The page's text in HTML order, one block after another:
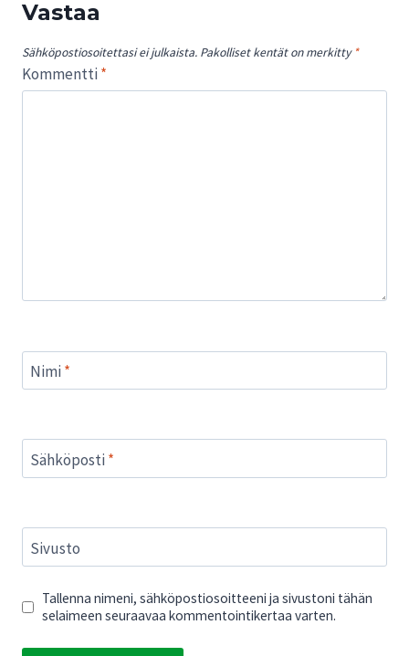
Vastaa
Sähköpostiosoitettasi ei julkaista. Pakolliset kentät on merkitty *
Kommentti *
Nimi *
Sähköposti *
Sivusto
Tallenna nimeni, sähköpostiosoitteeni ja sivustoni tähän
selaimeen seuraavaa kommentointikertaa varten.